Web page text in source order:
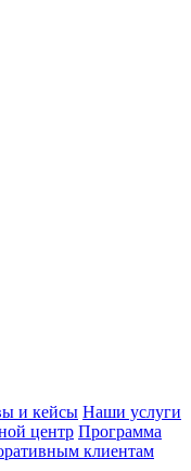
и кейсы Наши услуги
центр Программа
клиентам